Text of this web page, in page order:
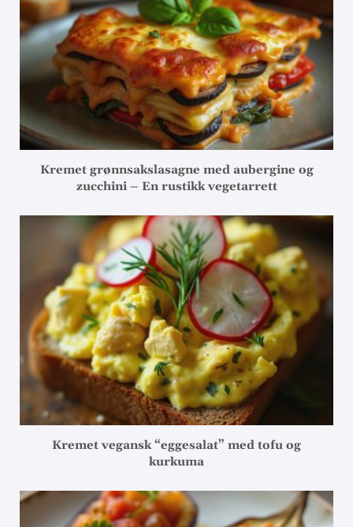
Kremet grønnsakslasagne med aubergine og
zucchini – En rustikk vegetarrett
Kremet vegansk “eggesalat” med tofu og
kurkuma